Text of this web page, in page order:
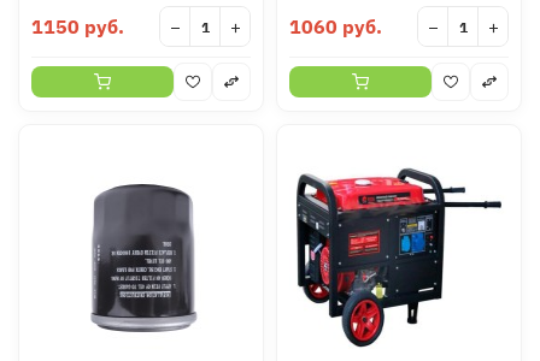
1150 руб. − + 1060 руб. − +